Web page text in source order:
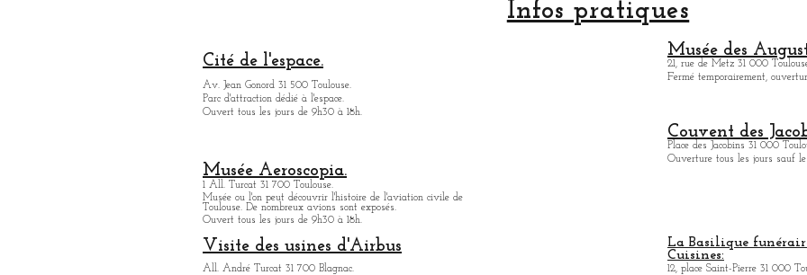
Infos pratiques
Cité de l'espace.
Av. Jean Gonord 31 500 Toulouse.
Parc d'attraction dédié à l'espace.
Ouvert tous les jours de 9h30 à 18h.
Musée des
21, rue de Metz 31 000
Fermé temporairement,
Couvent des
Place des Jacobins 31 000
Ouverture tous les jours sauf
Musée Aeroscopia.
1 All. Turcat 31 700 Toulouse.
Musée ou l'on peut découvrir l'histoire de l'aviation civile de
Toulouse. De nombreux avions sont exposés.
Ouvert tous les jours de 9h30 à 18h.
Visite des usines d'Airbus
All. André Turcat 31 700 Blagnac.
La Basilique
Cuisines:
12, place Saint-Pierre 31 000